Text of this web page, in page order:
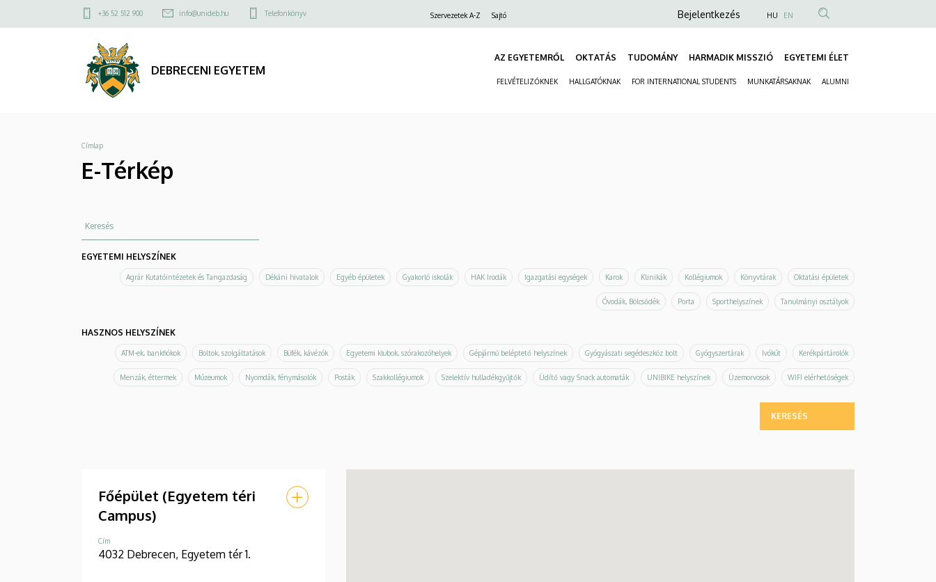
DEBRECENI
a
Felső
menü
+36 52 512 900 info@unideb.hu Telefonkönyv Szervezetek A-Z Sajtó
Anonim
fiók
Bejelentkezés HU EN
DEBRECENI EGYETEM
AZ EGYETEMRŐL OKTATÁS TUDOMÁNY HARMADIK MISSZIÓ EGYETEMI ÉLET
FELVÉTELIZŐKNEK HALLGATÓKNAK FOR INTERNATIONAL STUDENTS MUNKATÁRSAKNAK ALUMNI
Morzsa
Címlap
E-Térkép
Keresés
EGYETEMI HELYSZÍNEK
Agrár Kutatóintézetek és Tangazdaság Dékáni hivatalok Egyéb épületek Gyakorló iskolák HAK Irodák Igazgatási egységek Karok Klinikák Kollégiumok Könyvtárak Oktatási épületek
Óvodák, Bölcsődék Porta Sporthelyszínek Tanulmányi osztályok
HASZNOS HELYSZÍNEK
ATM-ek, bankfiókok Boltok, szolgáltatások Büfék, kávézók Egyetemi klubok, szórakozóhelyek Gépjármű beléptető helyszínek Gyógyászati segédeszköz bolt Gyógyszertárak Ivókút Kerékpártárolók
Menzák, éttermek Múzeumok Nyomdák, fénymásolók Posták Szakkollégiumok Szelektív hulladékgyűjtők Üdítő vagy Snack automaták UNIBIKE helyszínek Üzemorvosok WIFI elérhetőségek
Főépület (Egyetem téri
Campus)
Cím
4032 Debrecen, Egyetem tér 1.